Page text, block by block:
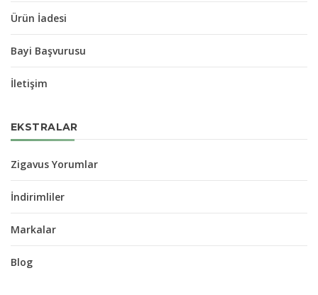
Ürün İadesi
Bayi Başvurusu
İletişim
EKSTRALAR
Zigavus Yorumlar
İndirimliler
Markalar
Blog